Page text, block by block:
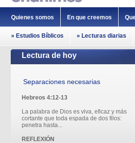
Quienes somos En que creemos
» Estudios Bíblicos » Lecturas diarias
Lectura de hoy
Separaciones necesarias
Hebreos 4:12-13
La palabra de Dios es viva, eficaz y más
cortante que toda espada de dos filos:
penetra hasta...
REFLEXIÓN